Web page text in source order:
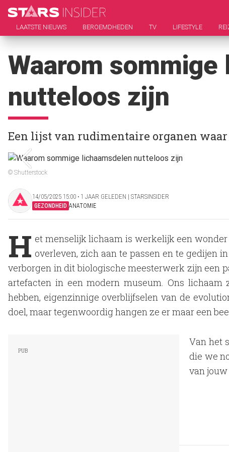
LAATSTE NIEUWS BEROEMDHEDEN TV LIFESTYLE
Waarom
nutteloos zijn
Een lijst van rudimentaire organen
© Shutterstock
14/05/2025 15:00 ‧ 1 JAAR GELEDEN | STARSINSIDER
GEZONDHEID ANATOMIE
H et menselijk lichaam is werkelijk een
overleven, zich aan te passen en te gedijen
verborgen in dit biologische meesterwerk zijn een
artefacten in een modern museum. Ons
hebben, eigenzinnige overblijfselen van de
doel, maar tegenwoordig hangen ze er maar een
Van het
die we
van